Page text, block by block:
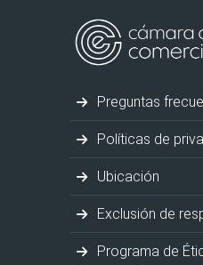
Preguntas
Políticas de
Ubicación
Exclusión de
Programa de